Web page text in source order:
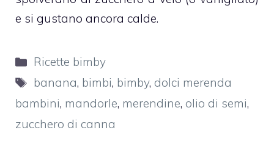
e si gustano ancora calde.
Categorie
Ricette bimby
Tag
banana, bimbi, bimby, dolci merenda
bambini, mandorle, merendine, olio di semi,
zucchero di canna